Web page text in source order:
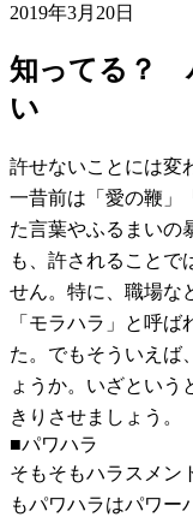
2019年3月20日
知ってる？
い
許せないことには変
一昔前は「愛の鞭」
た言葉やふるまいの
も、許されることで
せん。特に、職場な
「モラハラ」と呼
た。でもそういえば
ょうか。いざという
きりさせましょう。
■パワハラ
そもそもハラスメン
もパワハラはパワー